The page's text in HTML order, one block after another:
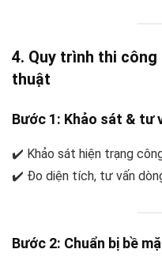
4. Quy trình thi
thuật
Bước 1: Khảo sát & tư
✔️ Khảo sát hiện trạng
✔️ Đo diện tích, tư vấn
Bước 2: Chuẩn bị bề